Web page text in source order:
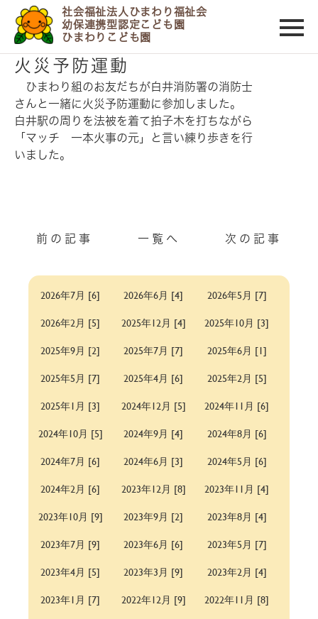
社会福祉法人ひまわり福祉会
幼保連携型認定こども園
ひまわりこども園
2018/12/05
火災予防運動
ひまわり組のお友だちが白井消防署の消防士
さんと一緒に火災予防運動に参加しました。
白井駅の周りを法被を着て拍子木を打ちながら
「マッチ 一本火事の元」と言い練り歩きを行
いました。
前の記事 一覧へ 次の記事
2026年7月 [6] 2026年6月 [4]
2026年5月 [7]
2026年2月 [5]
2025年12月 [4]
2025年10月 [3]
2025年9月 [2]
2025年7月 [7]
2025年6月 [1]
2025年5月 [7]
2025年4月 [6]
2025年2月 [5]
2025年1月 [3]
2024年12月 [5]
2024年11月 [6]
2024年10月 [5]
2024年9月 [4]
2024年8月 [6]
2024年7月 [6]
2024年6月 [3]
2024年5月 [6]
2024年2月 [6]
2023年12月 [8]
2023年11月 [4]
2023年10月 [9]
2023年9月 [2]
2023年8月 [4]
2023年7月 [9]
2023年6月 [6]
2023年5月 [7]
2023年4月 [5]
2023年3月 [9]
2023年2月 [4]
2023年1月 [7]
2022年12月 [9]
2022年11月 [8]